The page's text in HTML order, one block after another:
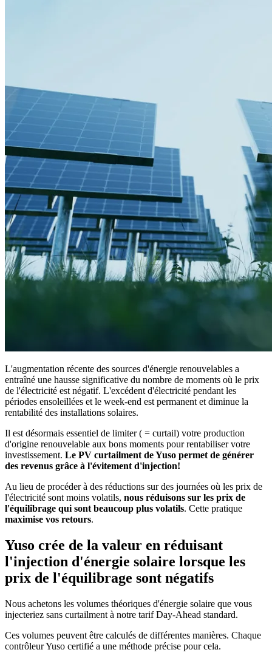
L'augmentation récente des sources d'énergie renouvelables a
entraîné une hausse significative du nombre de moments où le prix
de l'électricité est négatif. L'excédent d'électricité pendant les
périodes ensoleillées et le week-end est permanent et diminue la
rentabilité des installations solaires.
Il est désormais essentiel de limiter ( = curtail) votre production
d'origine renouvelable aux bons moments pour rentabiliser votre
investissement. Le PV curtailment de Yuso permet de générer
des revenus grâce à l'évitement d'injection!
Au lieu de procéder à des réductions sur des journées où les prix de
l'électricité sont moins volatils, nous réduisons sur les prix de
l'équilibrage qui sont beaucoup plus volatils. Cette pratique
maximise vos retours.
Yuso crée de la valeur en réduisant
l'injection d'énergie solaire lorsque les
prix de l'équilibrage sont négatifs
Nous achetons les volumes théoriques d'énergie solaire que vous
injecteriez sans curtailment à notre tarif Day-Ahead standard.
Ces volumes peuvent être calculés de différentes manières. Chaque
contrôleur Yuso certifié a une méthode précise pour cela.